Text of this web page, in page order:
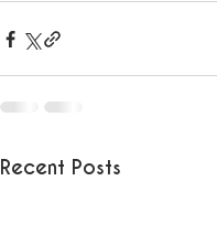
Recent Posts